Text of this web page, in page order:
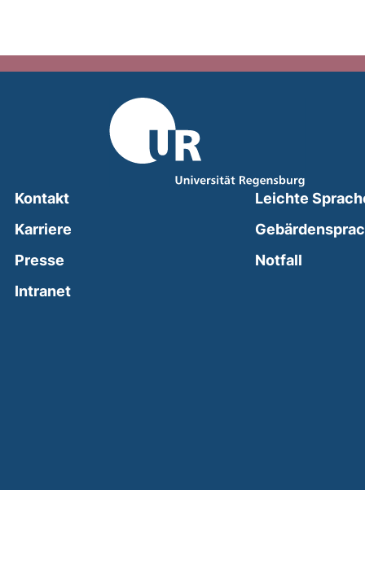
Kontakt
Karriere
Presse
Intranet(external link, opens in a new window)
Leichte
Notfall